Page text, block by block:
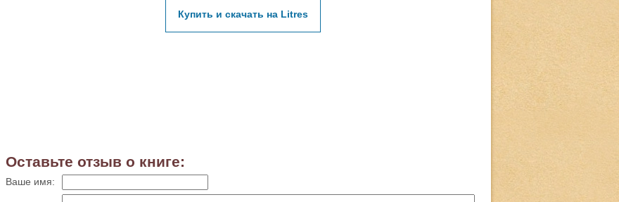
Купить и скачать на Litres
Оставьте отзыв о книге:
Ваше имя: